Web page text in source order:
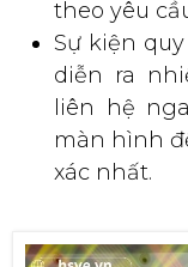
theo yêu
Sự kiện
diễn ra
liên hệ
màn hình
xác nhất.